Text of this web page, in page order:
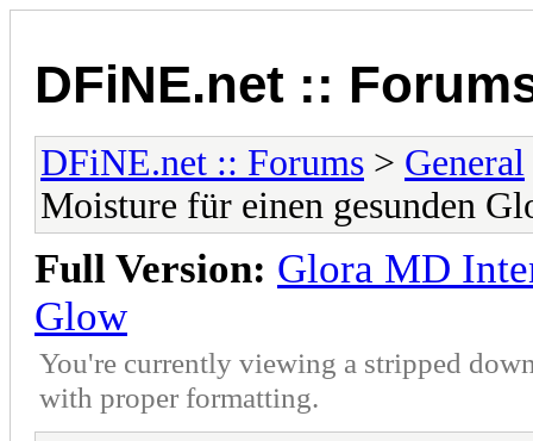
DFiNE.net ::
DFiNE.net :: Forums > General
Moisture für einen gesunden
Full Version: Glora MD
Glow
You're currently viewing a stripped
with proper formatting.